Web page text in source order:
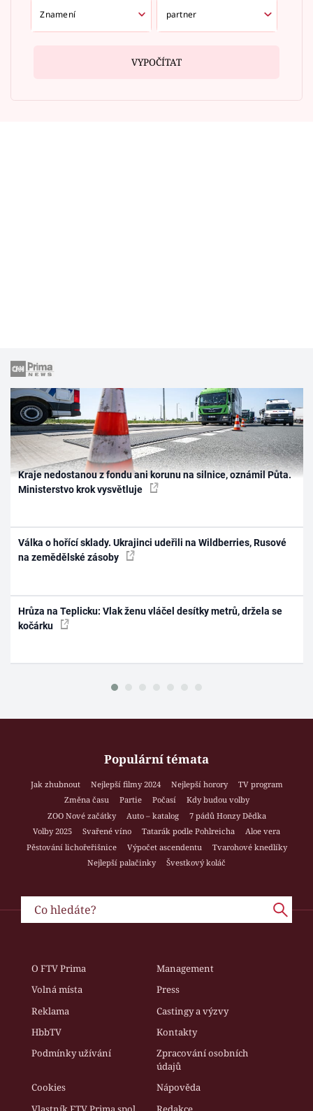
VYPOČÍTAT
Kraje nedostanou z fondu ani korunu na silnice, oznámil Půta.
Ministerstvo krok vysvětluje
Válka o hořící sklady. Ukrajinci udeřili na Wildberries, Rusové
na zemědělské zásoby
Hrůza na Teplicku: Vlak ženu vláčel desítky metrů, držela se
kočárku
Populární témata
Jak zhubnout Nejlepší filmy 2024 Nejlepší horory
TV program
Změna času
Partie Počasí
Kdy budou volby
ZOO Nové začátky
Auto – katalog
7 pádů Honzy Dědka
Volby 2025
Svařené víno Tatarák podle Pohlreicha
Aloe vera
Pěstování lichořeřišnice
Výpočet ascendentu
Tvarohové knedlíky
Nejlepší palačinky
Švestkový koláč
O FTV Prima
Management
Volná místa
Press
Reklama
Castingy a výzvy
HbbTV
Kontakty
Podmínky užívání
Zpracování osobních
údajů
Cookies
Nápověda